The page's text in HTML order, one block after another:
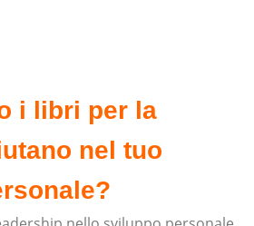
i libri per la
nel tuo